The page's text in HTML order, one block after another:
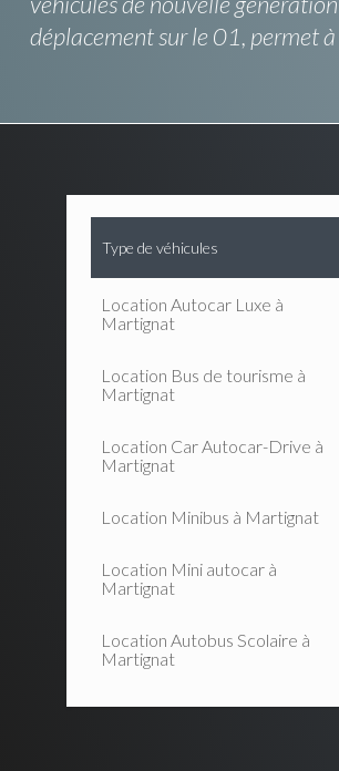
déplacement sur le 01, permet
Type de véhicules
Location Autocar Luxe à
Martignat
Location Bus de tourisme à
Martignat
Location Car Autocar-Drive à
Martignat
Location Minibus à Martignat
Location Mini autocar à
Martignat
Location Autobus Scolaire à
Martignat